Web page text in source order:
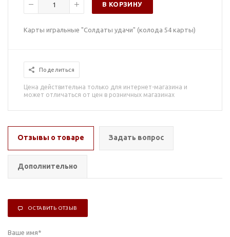
В КОРЗИНУ
Карты игральные "Солдаты удачи" (колода 54 карты)
Поделиться
Цена действительна только для интернет-магазина и
может отличаться от цен в розничных магазинах
Отзывы о товаре Задать вопрос
Дополнительно
ОСТАВИТЬ ОТЗЫВ
Ваше имя*